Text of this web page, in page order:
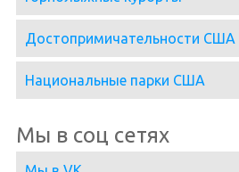
Достопримичательности США
Национальные парки США
Мы в соц сетях